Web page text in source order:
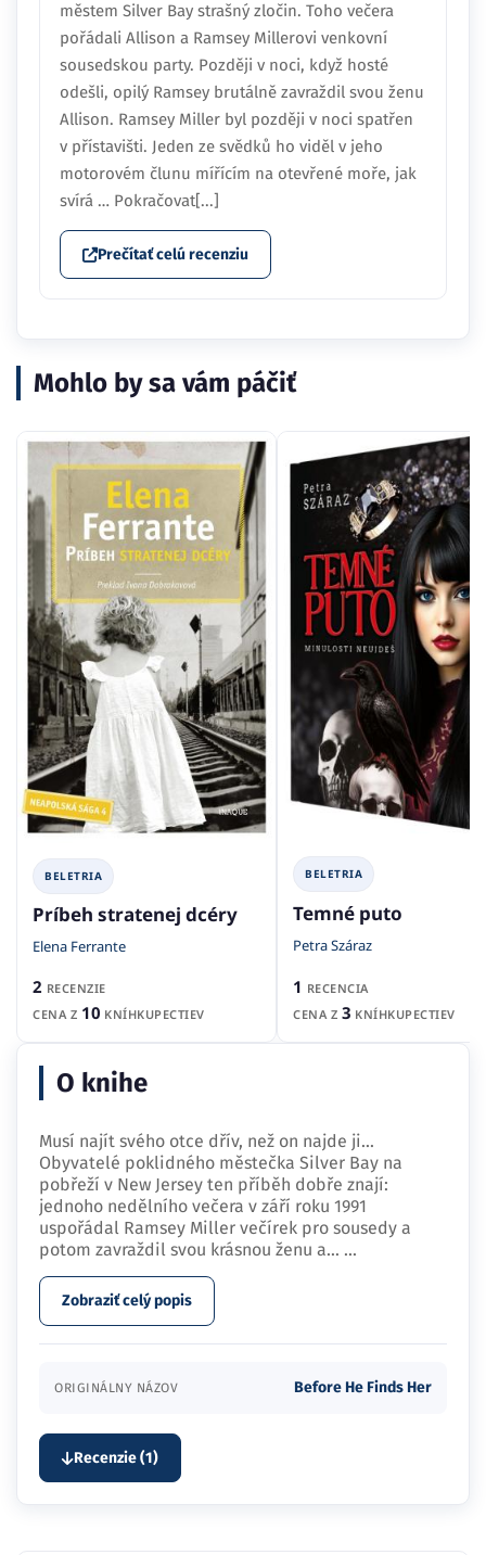
městem Silver Bay strašný zločin. Toho večera
pořádali Allison a Ramsey Millerovi venkovní
sousedskou party. Později v noci, když hosté
odešli, opilý Ramsey brutálně zavraždil svou ženu
Allison. Ramsey Miller byl později v noci spatřen
v přístavišti. Jeden ze svědků ho viděl v jeho
motorovém člunu mířícím na otevřené moře, jak
svírá … Pokračovat[...]
Prečítať celú recenziu
Mohlo by sa vám páčiť
BELETRIA
Príbeh stratenej dcéry
Elena Ferrante
2 RECENZIE
CENA Z 10 KNÍHKUPECTIEV
BELETRIA
Temné puto
Petra Száraz
1 RECENCIA
CENA Z 3 KNÍHKUPECTIEV
O knihe
Musí najít svého otce dřív, než on najde ji...
Obyvatelé poklidného městečka Silver Bay na
pobřeží v New Jersey ten příběh dobře znají:
jednoho nedělního večera v září roku 1991
uspořádal Ramsey Miller večírek pro sousedy a
potom zavraždil svou krásnou ženu a… ...
Zobraziť celý popis
ORIGINÁLNY NÁZOV Before He Finds Her
Recenzie (1)